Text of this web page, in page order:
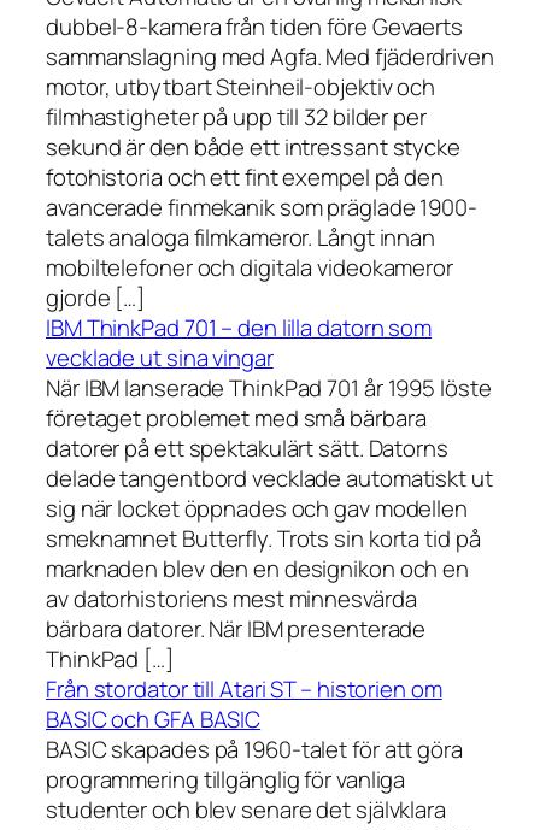
dubbel-8-kamera från tiden före Gevaerts
sammanslagning med Agfa. Med fjäderdriven
motor, utbytbart Steinheil-objektiv och
filmhastigheter på upp till 32 bilder per
sekund är den både ett intressant stycke
fotohistoria och ett fint exempel på den
avancerade finmekanik som präglade 1900-
talets analoga filmkameror. Långt innan
mobiltelefoner och digitala videokameror
gjorde […]
IBM ThinkPad 701 – den lilla datorn som
vecklade ut sina vingar
När IBM lanserade ThinkPad 701 år 1995 löste
företaget problemet med små bärbara
datorer på ett spektakulärt sätt. Datorns
delade tangentbord vecklade automatiskt ut
sig när locket öppnades och gav modellen
smeknamnet Butterfly. Trots sin korta tid på
marknaden blev den en designikon och en
av datorhistoriens mest minnesvärda
bärbara datorer. När IBM presenterade
ThinkPad […]
Från stordator till Atari ST – historien om
BASIC och GFA BASIC
BASIC skapades på 1960-talet för att göra
programmering tillgänglig för vanliga
studenter och blev senare det självklara